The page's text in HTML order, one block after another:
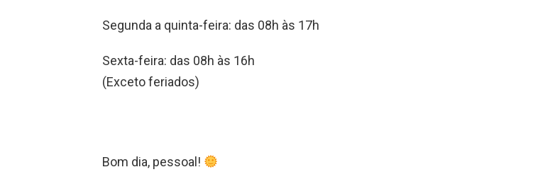
Segunda a quinta-feira: das 08h às 17h
Sexta-feira: das 08h às 16h
(Exceto feriados)
Bom dia, pessoal!